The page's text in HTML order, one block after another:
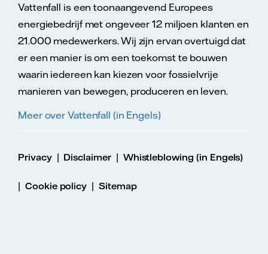
Vattenfall is een toonaangevend Europees
energiebedrijf met ongeveer 12 miljoen klanten en
21.000 medewerkers. Wij zijn ervan overtuigd dat
er een manier is om een toekomst te bouwen
waarin iedereen kan kiezen voor fossielvrije
manieren van bewegen, produceren en leven.
Meer over Vattenfall (in Engels)
Privacy| Disclaimer| Whistleblowing (in Engels)
| Cookie policy | Sitemap